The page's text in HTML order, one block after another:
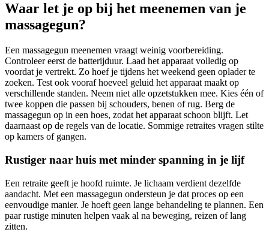
Waar let je op bij het meenemen van je
massagegun?
Een massagegun meenemen vraagt weinig voorbereiding.
Controleer eerst de batterijduur. Laad het apparaat volledig op
voordat je vertrekt. Zo hoef je tijdens het weekend geen oplader te
zoeken. Test ook vooraf hoeveel geluid het apparaat maakt op
verschillende standen. Neem niet alle opzetstukken mee. Kies één of
twee koppen die passen bij schouders, benen of rug. Berg de
massagegun op in een hoes, zodat het apparaat schoon blijft. Let
daarnaast op de regels van de locatie. Sommige retraites vragen stilte
op kamers of gangen.
Rustiger naar huis met minder spanning in je lijf
Een retraite geeft je hoofd ruimte. Je lichaam verdient dezelfde
aandacht. Met een massagegun ondersteun je dat proces op een
eenvoudige manier. Je hoeft geen lange behandeling te plannen. Een
paar rustige minuten helpen vaak al na beweging, reizen of lang
zitten.